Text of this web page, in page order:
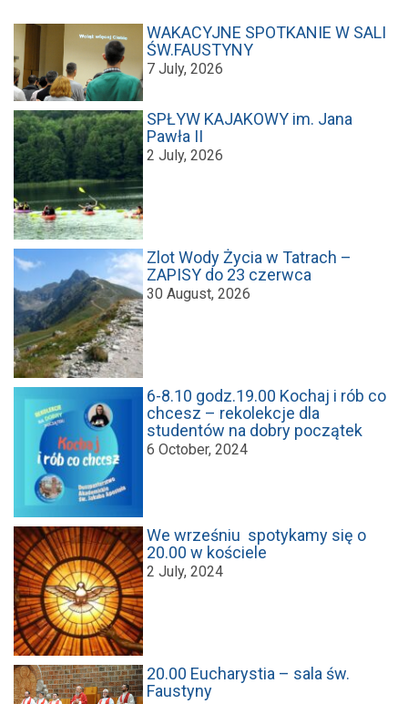
WAKACYJNE SPOTKANIE W SALI
ŚW.FAUSTYNY
7 July, 2026
SPŁYW KAJAKOWY im. Jana
Pawła II
2 July, 2026
Zlot Wody Życia w Tatrach –
ZAPISY do 23 czerwca
30 August, 2026
6-8.10 godz.19.00 Kochaj i rób co
chcesz – rekolekcje dla
studentów na dobry początek
6 October, 2024
We wrześniu spotykamy się o
20.00 w kościele
2 July, 2024
20.00 Eucharystia – sala św.
Faustyny